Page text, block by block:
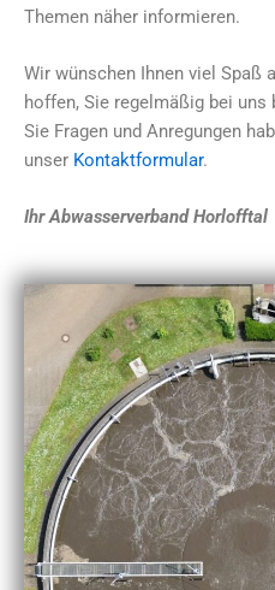
Themen näher informieren.
Wir wünschen Ihnen viel Spaß
hoffen, Sie regelmäßig bei
Sie Fragen und Anregungen
unser Kontaktformular.
Ihr Abwasserverband Horlofftal